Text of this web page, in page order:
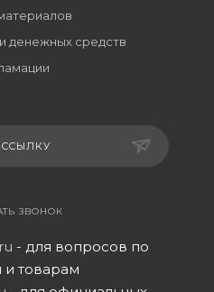
денежных средств
ЗВОНОК
- для вопросов по
и товарам